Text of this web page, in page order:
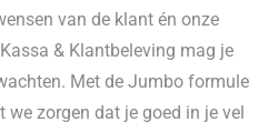
van de klant én onze
& Klantbeleving mag je
Met de Jumbo formule
we zorgen dat je goed in je vel